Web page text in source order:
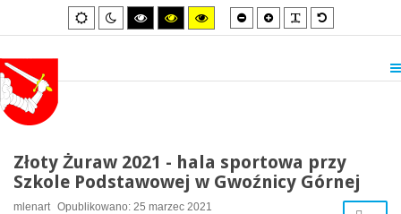
Default
mode
Night
mode
High
contrast
High
contrast
High
contrast
Smaller
font
Larger
font
Default
font
Złoty Żuraw 2021 - hala sportowa przy
Szkole Podstawowej w Gwoźnicy Górnej
mlenart Opublikowano: 25 marzec 2021